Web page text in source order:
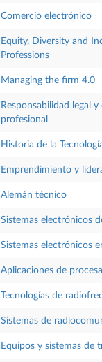
Comercio electrónico
Equity, Diversity and
Professions
Managing the firm 4.0
Responsabilidad legal
profesional
Historia de la
Emprendimiento y
Alemán técnico
Sistemas electrónicos
Sistemas electrónicos
Aplicaciones de
Tecnologías de
Sistemas de
Equipos y sistemas de